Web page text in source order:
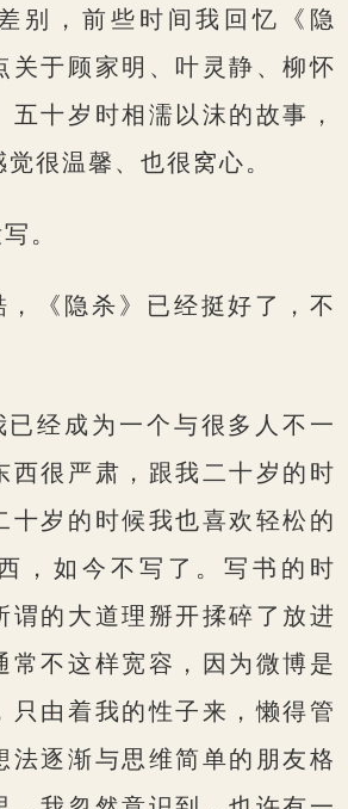
别，前些时间我回忆《隐
关于顾家明、叶灵静、柳怀
五十岁时相濡以沫的故事，
很温馨、也很窝心。
。
，《隐杀》已经挺好了，不
已经成为一个与很多人不一
西很严肃，跟我二十岁的时
十岁的时候我也喜欢轻松的
，如今不写了。写书的时
谓的大道理掰开揉碎了放进
常不这样宽容，因为微博是
只由着我的性子来，懒得管
法逐渐与思维简单的朋友格